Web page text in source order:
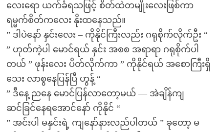
လေးရော ယက်ခံရသဖြင့် စိတ်ထဲတမျိုးလေးဖြစ်ကာ
ရမ္မက်စိတ်ကလေး နိုးထနေသည်။
” ဒါပဲနော် နှင်းလေး – ကိုနိုင်ကြီးလည်း ဂရုစိုက်လိုက်ဦး “
” ဟုတ်ကဲ့ပါ မောင်ရယ် နှင်း အစစ အရာရာ ဂရုစိုက်ပါ
တယ် ” ဖုန်းလေး ပိတ်လိုက်ကာ ” ကိုနိုင်ရယ် အစောကြီးရှိ
သေး လာစွနေပြန်ပြီ ဟွန့် “
” ဒီနေ့ ညနေ မောင်ပြန်လာတော့မယ် — အဲချိန်ကျ
ဆင်ခြင်နေရအောင်နော် ကိုနိုင် “
” အင်းပါ မနှင်းရဲ့ ကျနော်နားလည်ပါတယ် ” ခုတော့ မ